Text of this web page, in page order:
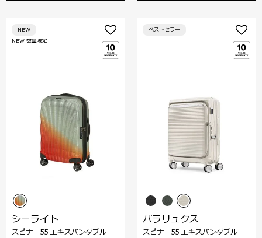
NEW 数量限定
NEW
シーライト
スピナー55 エキスパンダブル
ベストセラー
パラリュクス
スピナー55 エキスパンダブル